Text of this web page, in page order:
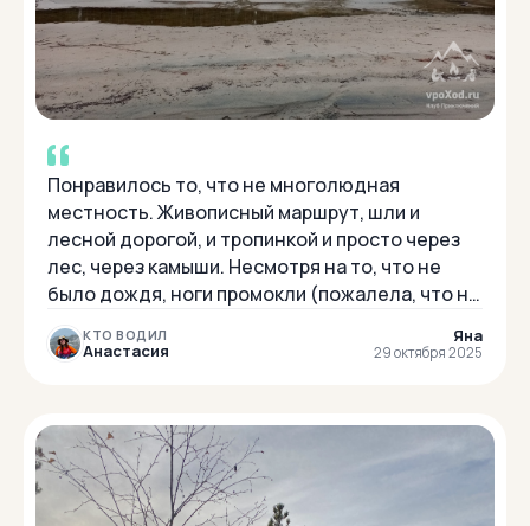
Понравилось то, что не многолюдная
местность. Живописный маршрут, шли и
лесной дорогой, и тропинкой и просто через
лес, через камыши. Несмотря на то, что не
было дождя, ноги промокли (пожалела, что не
ночевали, ра...
КТО ВОДИЛ
Анастасия
Яна
29 октября 2025